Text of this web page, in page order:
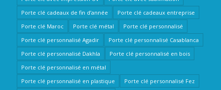
Porte clé cadeaux de fin d’année
Porte clé cadeaux entreprise
Porte clé Maroc
Porte clé métal
Porte clé personnalisé
Porte clé personnalisé Agadir
Porte clé personnalisé Casablanca
Porte clé personnalisé Dakhla
Porte clé personnalisé en bois
Porte clé personnalisé en métal
Porte clé personnalisé en plastique
Porte clé personnalisé Fez